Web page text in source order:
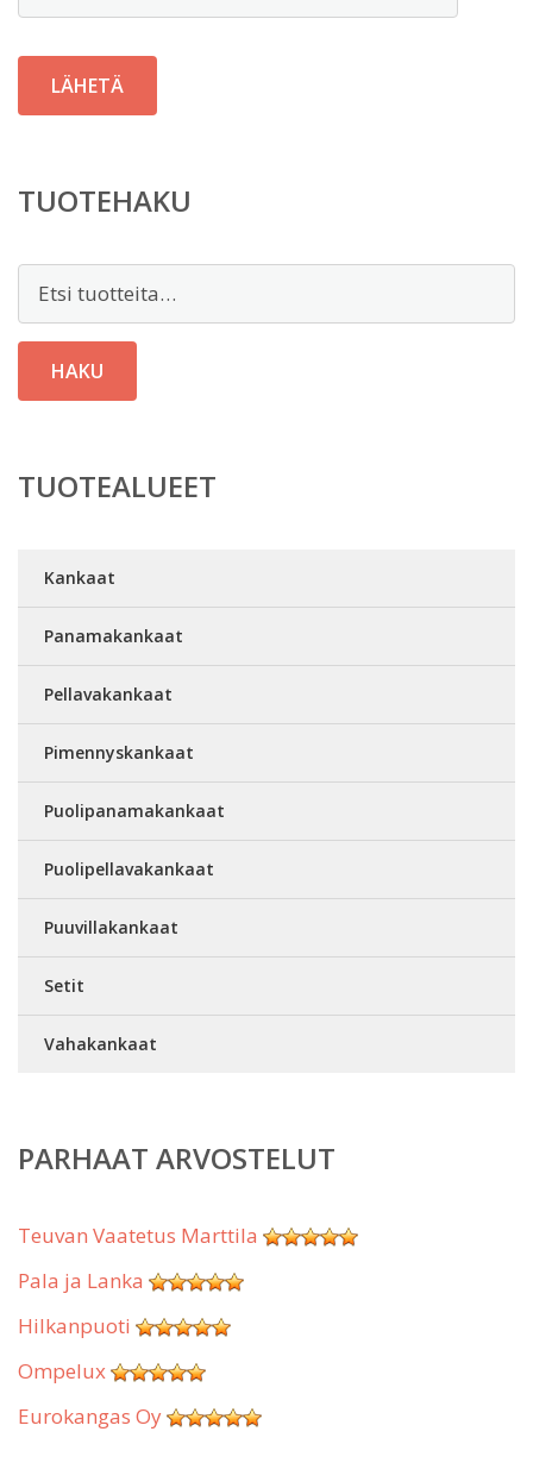
TUOTEHAKU
Etsi:
HAKU
TUOTEALUEET
Kankaat
Panamakankaat
Pellavakankaat
Pimennyskankaat
Puolipanamakankaat
Puolipellavakankaat
Puuvillakankaat
Setit
Vahakankaat
PARHAAT ARVOSTELUT
Teuvan Vaatetus Marttila
Pala ja Lanka
Hilkanpuoti
Ompelux
Eurokangas Oy